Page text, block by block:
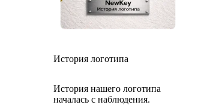
История логотипа
История нашего логотипа
началась с наблюдения.